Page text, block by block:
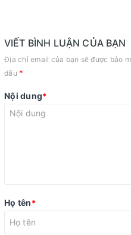
VIẾT BÌNH LUẬN CỦA BẠN
Địa chỉ email của bạn sẽ được bảo
dấu *
Nội dung*
Họ tên*